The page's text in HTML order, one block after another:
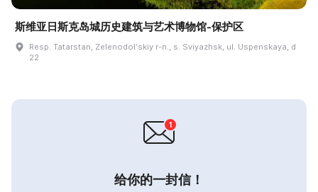
斯维亚日斯克岛城历史建筑与艺术博物馆-保护区
Resp. Tatarstan, Zelenodolʹskiy r-n., s. Sviyazhsk, ul. Uspenskaya, d
22
给你的一封信！